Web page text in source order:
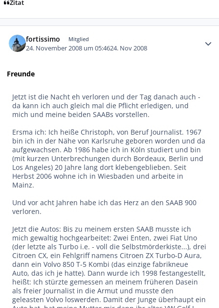
Zitat
fortissimo Mitglied
24. November 2008 um 05:4624. Nov 2008
Freunde
Jetzt ist die Nacht eh verloren und der Tag danach auch -
da kann ich auch gleich mal die Pflicht erledigen, und
mich und meine beiden SAABs vorstellen.
Ersma ich: Ich heiße Christoph, von Beruf Journalist. 1967
bin ich in der Nähe von Karlsruhe geboren worden und da
aufgewachsen. Ab 1986 habe ich in Köln studiert und bin
(mit kurzen Unterbrechungen durch Bordeaux, Berlin und
Los Angeles) 20 Jahre lang dort klebengeblieben. Seit
Herbst 2006 wohne ich in Wiesbaden und arbeite in
Mainz.
Und vor acht Jahren habe ich das Herz an den SAAB 900
verloren.
Jetzt die Autos: Bis zu meinem ersten SAAB musste ich
mich gewaltig hochgearbeitet: Zwei Enten, zwei Fiat Uno
(der letzte als Turbo i.e. - voll die Selbstmörderkiste...), drei
Citroen CX, ein Fehlgriff namens Citroen ZX Turbo-D Aura,
dann ein Volvo 850 T-5 Kombi (das einzige fabrikneue
Auto, das ich je hatte). Dann wurde ich 1998 festangestellt,
heißt: Ich stürzte gemessen an meinem früheren Dasein
als freier Journalist in die Armut und musste den
geleasten Volvo loswerden. Damit der Junge überhaupt ein